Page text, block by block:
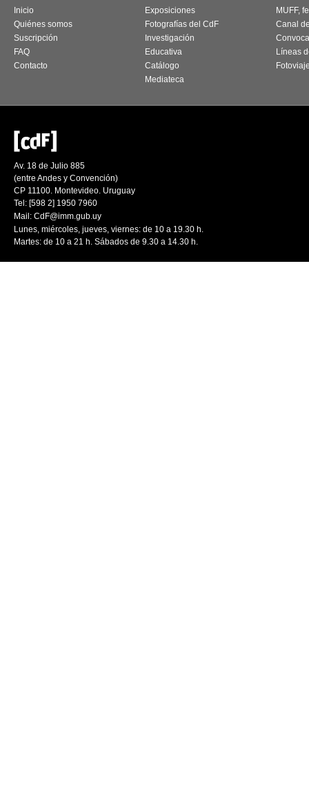
Inicio
Quiénes somos
Suscripción
FAQ
Contacto
Exposiciones
Fotografías del CdF
Investigación
Educativa
Catálogo
Mediateca
MUFF,
Canal
Líneas
Av. 18 de Julio 885
(entre Andes y Convención)
CP 11100. Montevideo. Uruguay
Tel: [598 2] 1950 7960
Mail: CdF@imm.gub.uy
Lunes, miércoles, jueves, viernes: de 10 a 19.30 h.
Martes: de 10 a 21 h. Sábados de 9.30 a 14.30 h.